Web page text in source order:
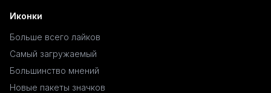
Иконки
Больше всего лайков
Самый загружаемый
Большинство мнений
Новые пакеты значков